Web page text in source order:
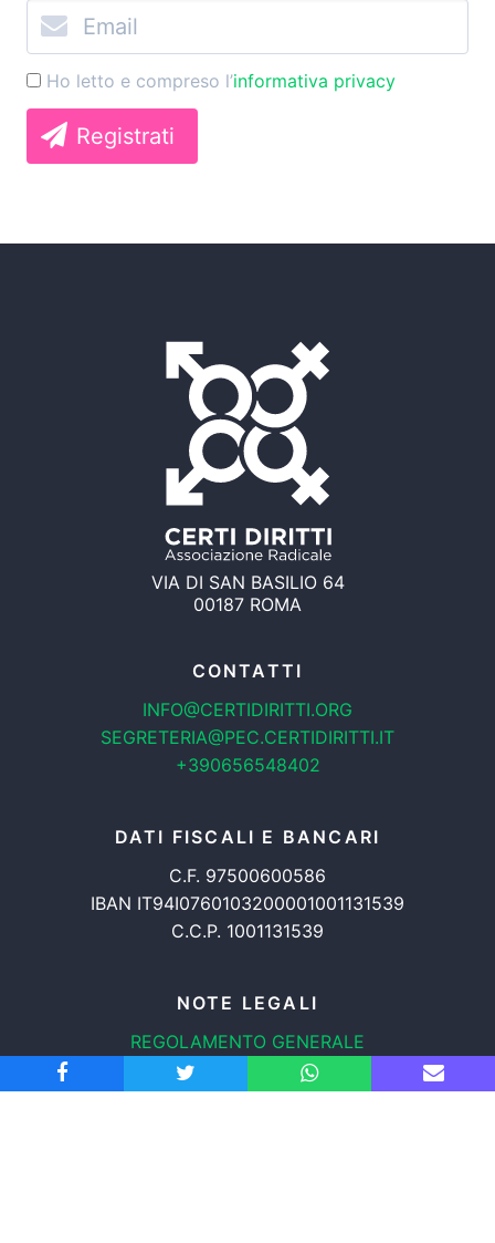
Ho letto e compreso l’informativa privacy
Registrati
VIA DI SAN BASILIO 64
00187 ROMA
CONTATTI
INFO@CERTIDIRITTI.ORG
SEGRETERIA@PEC.CERTIDIRITTI.IT
+390656548402
DATI FISCALI E BANCARI
C.F. 97500600586
IBAN IT94I0760103200001001131539
C.C.P. 1001131539
NOTE LEGALI
REGOLAMENTO GENERALE
PROTEZIONE DATI
INFORMATIVA COOKIES